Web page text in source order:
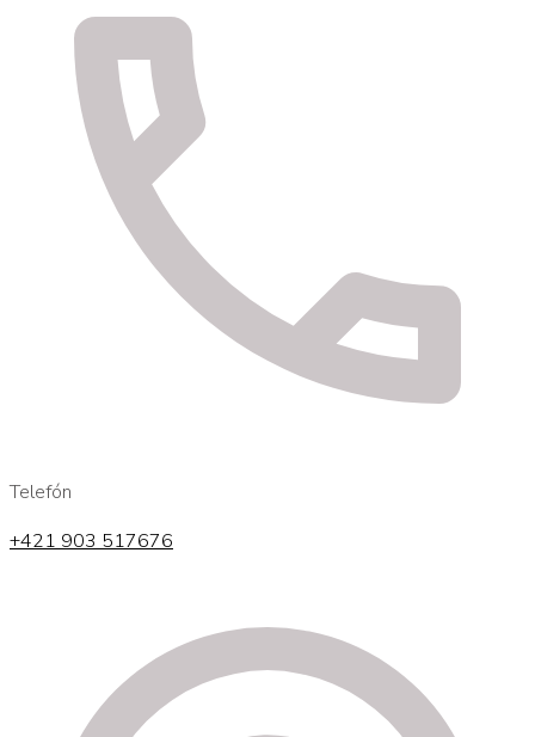
Telefón
+421 903 517676